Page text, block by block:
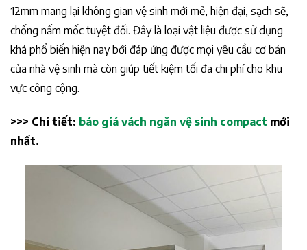
12mm mang lại không gian vệ sinh mới mẻ, hiện đại, sạch sẽ,
chống nấm mốc tuyệt đối. Đây là loại vật liệu được sử dụng
khá phổ biến hiện nay bởi đáp ứng được mọi yêu cầu cơ bản
của nhà vệ sinh mà còn giúp tiết kiệm tối đa chi phí cho khu
vực công cộng.
>>> Chi tiết: báo giá vách ngăn vệ sinh compact mới
nhất.